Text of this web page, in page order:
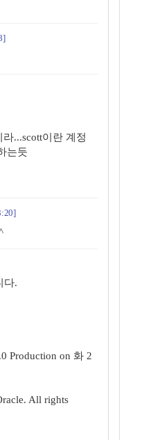
라...scott이란 계정
는듯
다.
Production on 화 2
All rights